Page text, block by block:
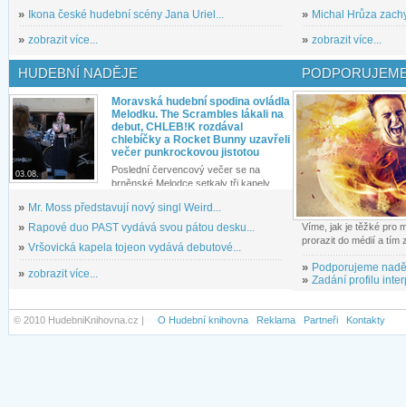
» Ikona české hudební scény Jana Uriel...
» zobrazit více...
» Michal Hrůza
» zobrazit více...
HUDEBNÍ NADĚJE
03.08.
Moravská hudební spodina ovládla
Melodku. The Scrambles lákali na
debut, CHLEB!K rozdával
chlebíčky a Rocket Bunny uzavřeli
večer punkrockovou jistotou
Poslední červencový večer se na
brněnské Melodce setkaly tři kapely...
» Mr. Moss představují nový singl Weird...
» Rapové duo PAST vydává svou pátou desku...
» Vršovická kapela tojeon vydává debutové...
» zobrazit více...
Víme, jak je těžké pro
prorazit do médií a tím
» Podporujeme
» Zadání profilu
© 2010 HudebniKnihovna.cz | O Hudební knihovna Reklama Partneři Kontakty